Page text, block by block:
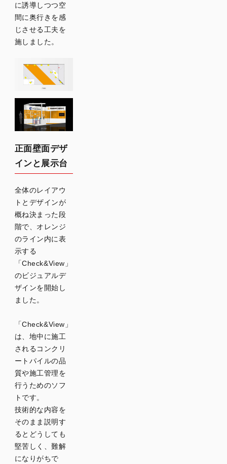
に誘導しつつ空
間に奥行きを感
じさせる工夫を
施しました。
正面壁面デザ
インと展示台
全体のレイアウ
トとデザインが
概ね決まった段
階で、オレンジ
のライン内に表
示する
「Check&View」
のビジュアルデ
ザインを開始し
ました。
「Check&View」
は、地中に施工
されるコンクリ
ートパイルの品
質や施工管理を
行うためのソフ
トです。
技術的な内容を
そのまま説明す
るとどうしても
堅苦しく、難解
になりがちで